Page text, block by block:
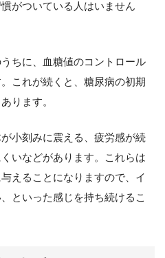
がついている人はいません
ちに、血糖値のコントロール
これが続くと、糖尿病の初期
ります。
小刻みに震える、疲労感が続
いなどがあります。これらは
えることになりますので、イ
といった感じを持ち続けるこ